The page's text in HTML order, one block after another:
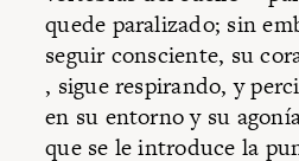
quede paralizado; sin
seguir consciente, su
, sigue respirando, y
en su entorno y su
que se le introduce la